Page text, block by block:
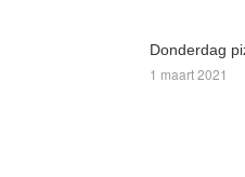
Donderdag
1 maart 2021